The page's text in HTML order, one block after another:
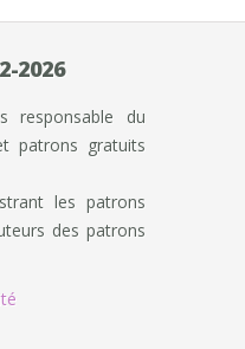
2026
responsable du
patrons gratuits
les patrons
des patrons